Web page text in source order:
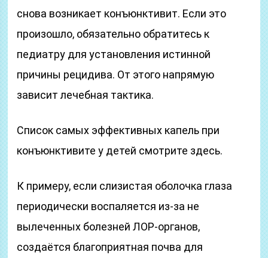
снова возникает конъюнктивит. Если это
произошло, обязательно обратитесь к
педиатру для установления истинной
причины рецидива. От этого напрямую
зависит лечебная тактика.
Список самых эффективных капель при
конъюнктивите у детей смотрите здесь.
К примеру, если слизистая оболочка глаза
периодически воспаляется из-за не
вылеченных болезней ЛОР-органов,
создаётся благоприятная почва для